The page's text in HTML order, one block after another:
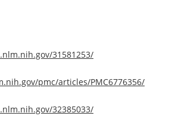
31581253/
pmc/articles/PMC6776356/
32385033/